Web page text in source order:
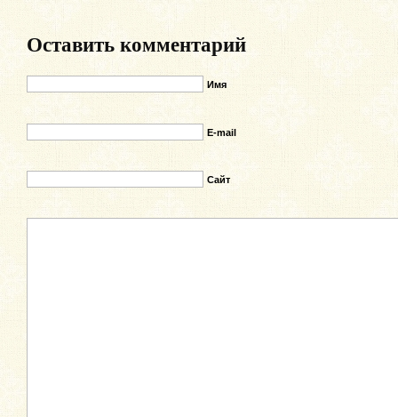
Оставить комментарий
Имя
E-mail
Сайт